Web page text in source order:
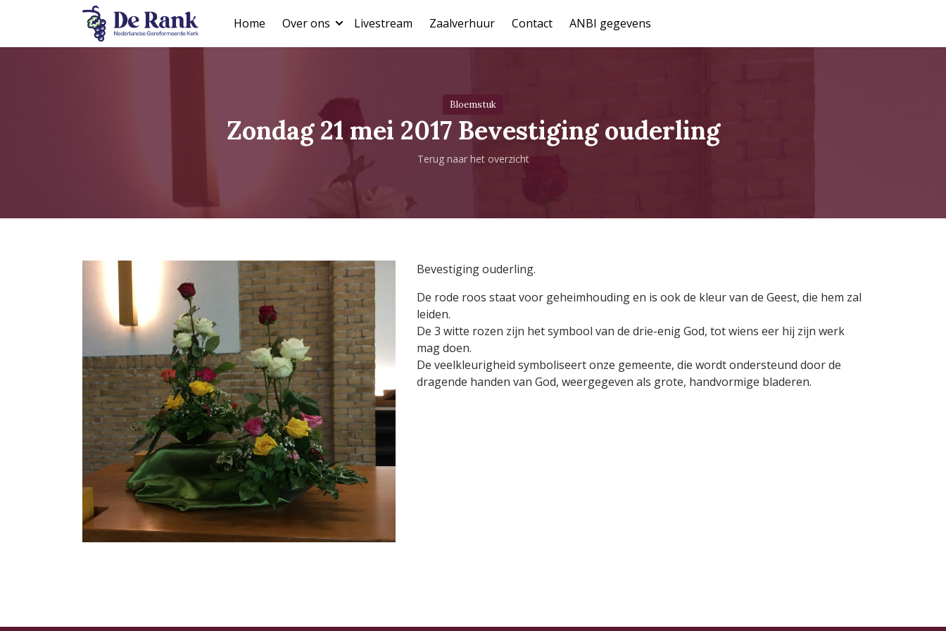
Home Over ons Livestream Zaalverhuur Contact ANBI gegevens
Bloemstuk
Zondag 21 mei 2017 Bevestiging ouderling
Terug naar het overzicht
Bevestiging ouderling.
De rode roos staat voor geheimhouding en is ook de kleur van de Geest, die hem zal
leiden.
De 3 witte rozen zijn het symbool van de drie-enig God, tot wiens eer hij zijn werk
mag doen.
De veelkleurigheid symboliseert onze gemeente, die wordt ondersteund door de
dragende handen van God, weergegeven als grote, handvormige bladeren.